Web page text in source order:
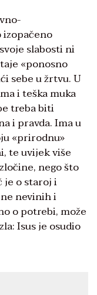
slabosti ni
«ponosno
sebe u žrtvu. U
i teška muka
treba biti
i pravda. Ima u
«prirodnu»
te uvijek više
nego što
je o staroj i
nevinih i
o potrebi, može
Isus je osudio